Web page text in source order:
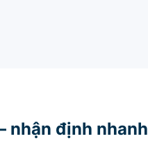
nhận định nhanh